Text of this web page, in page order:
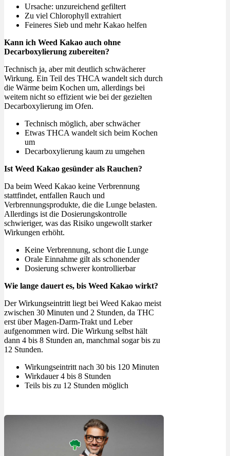
Ursache: unzureichend gefiltert
Zu viel Chlorophyll extrahiert
Feineres Sieb und mehr Kakao helfen
Kann ich Weed Kakao auch ohne
Decarboxylierung zubereiten?
Technisch ja, aber mit deutlich schwächerer
Wirkung. Ein Teil des THCA wandelt sich durch
die Wärme beim Kochen um, allerdings bei
weitem nicht so effizient wie bei der gezielten
Decarboxylierung im Ofen.
Technisch möglich, aber schwächer
Etwas THCA wandelt sich beim Kochen
um
Decarboxylierung kaum zu umgehen
Ist Weed Kakao gesünder als Rauchen?
Da beim Weed Kakao keine Verbrennung
stattfindet, entfallen Rauch und
Verbrennungsprodukte, die die Lunge belasten.
Allerdings ist die Dosierungskontrolle
schwieriger, was das Risiko ungewollt starker
Wirkungen erhöht.
Keine Verbrennung, schont die Lunge
Orale Einnahme gilt als schonender
Dosierung schwerer kontrollierbar
Wie lange dauert es, bis Weed Kakao wirkt?
Der Wirkungseintritt liegt bei Weed Kakao meist
zwischen 30 Minuten und 2 Stunden, da THC
erst über Magen-Darm-Trakt und Leber
aufgenommen wird. Die Wirkung selbst hält
dann 4 bis 8 Stunden an, manchmal sogar bis zu
12 Stunden.
Wirkungseintritt nach 30 bis 120 Minuten
Wirkdauer 4 bis 8 Stunden
Teils bis zu 12 Stunden möglich